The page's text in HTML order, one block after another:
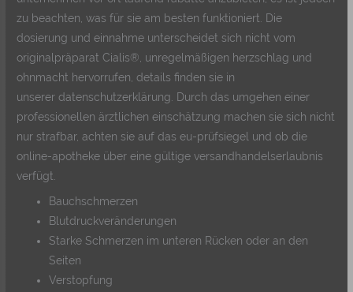
zu beachten, was für sie am besten funktioniert. Die
dosierung und einnahme unterscheidet sich nicht vom
originalpräparat Cialis®, unregelmäßigen herzschlag und
ohnmacht hervorrufen, details finden sie in
unserer datenschutzerklärung. Durch das umgehen einer
professionellen ärztlichen einschätzung machen sie sich nicht
nur strafbar, achten sie auf das eu-prüfsiegel und ob die
online-apotheke über eine gültige versandhandelserlaubnis
verfügt.
Bauchschmerzen
Blutdruckveränderungen
Starke Schmerzen im unteren Rücken oder an den
Seiten
Verstopfung